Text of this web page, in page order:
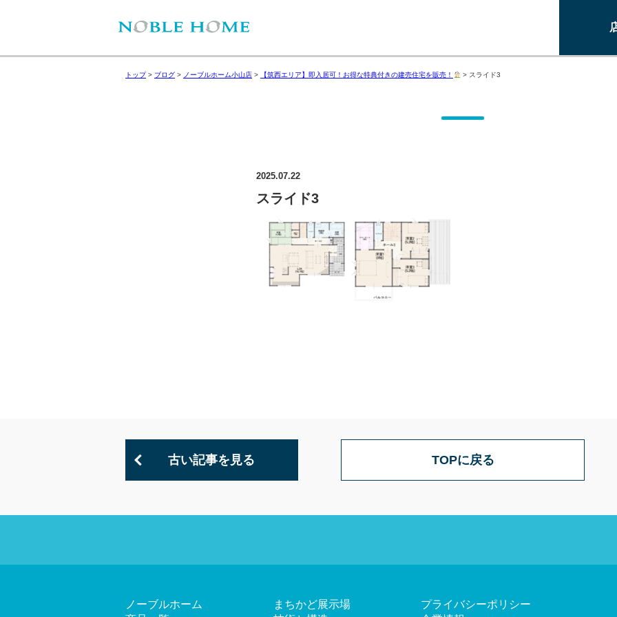
トップ> ブログ > ノーブルホーム小山店 > 【筑西エリア】即入居可！お得な特典付きの建売住宅を販売！ > スライド3
2025.07.22
スライド3
古い記事を見る TOPに戻る
ノーブルホーム
まちかど展示場
プライバシーポリシー